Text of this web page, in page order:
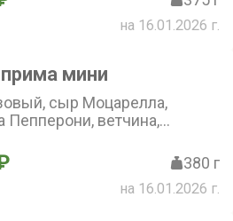
на 16.01.2026 г.
мини
сыр Моцарелла,
Пепперони, ветчина,
380 г
на 16.01.2026 г.